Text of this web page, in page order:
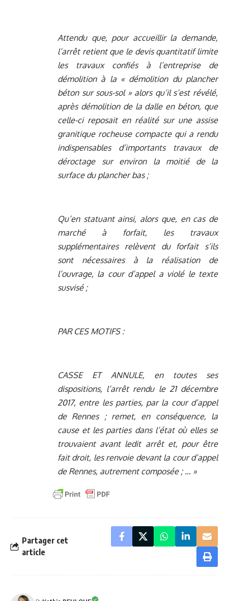
Attendu que, pour accueillir la demande,
l’arrêt retient que le devis quantitatif limite
les travaux confiés à l’entreprise de
démolition à la « démolition du plancher
béton sur sous-sol » alors qu’il s’est révélé,
après démolition de la dalle en béton, que
celle-ci reposait en réalité sur une assise
granitique rocheuse compacte qui a rendu
indispensables d’importants travaux de
déroctage sur environ la moitié de la
surface du plancher bas ;
Qu’en statuant ainsi, alors que, en cas de
marché à forfait, les travaux
supplémentaires relèvent du forfait s’ils
sont nécessaires à la réalisation de
l’ouvrage, la cour d’appel a violé le texte
susvisé ;
PAR CES MOTIFS :
CASSE ET ANNULE, en toutes ses
dispositions, l’arrêt rendu le 21 décembre
2017, entre les parties, par la cour d’appel
de Rennes ; remet, en conséquence, la
cause et les parties dans l’état où elles se
trouvaient avant ledit arrêt et, pour être
fait droit, les renvoie devant la cour d’appel
de Rennes, autrement composée ; … »
Partager cet
article